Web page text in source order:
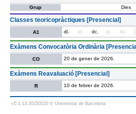
Grup
Dies
Classes teoricopràctiques [Presencial]
A1 dl. dt. dc. dj. dv.
Exàmens Convocatòria Ordinària
CO 20 de gener de 2026.
Exàmens Reavaluació [Presencial]
R 10 de febrer de 2026.
v5.1.13 20250520 © Universitat de Barcelona